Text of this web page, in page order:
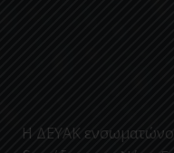
Η ΔΕΥΑΚ